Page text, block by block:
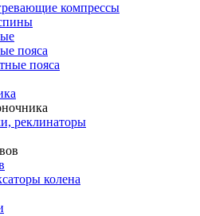
компрессы
пояса
пояса
реклинаторы
колена